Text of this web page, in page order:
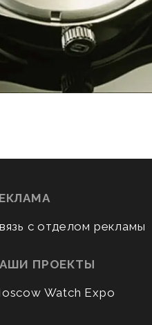
с отделом рекламы
ПРОЕКТЫ
Watch Expo